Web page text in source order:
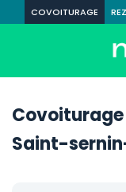
COVOITURAGE
Saint-